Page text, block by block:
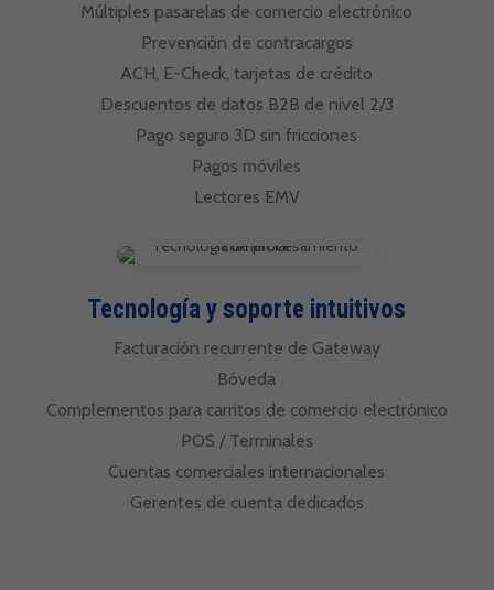
Múltiples pasarelas de comercio electrónico
Prevención de contracargos
ACH, E-Check, tarjetas de crédito
Descuentos de datos B2B de nivel 2/3
Pago seguro 3D sin fricciones
Pagos móviles
Lectores EMV
Tecnología y soporte intuitivos
Facturación recurrente de Gateway
Bóveda
Complementos para carritos de comercio electrónico
POS / Terminales
Cuentas comerciales internacionales
Gerentes de cuenta dedicados